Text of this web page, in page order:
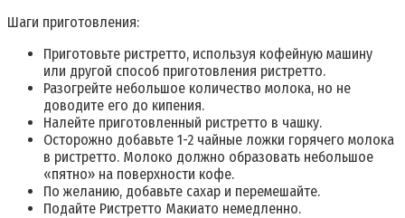
Шаги приготовления:
Приготовьте ристретто, используя кофейную машину
или другой способ приготовления ристретто.
Разогрейте небольшое количество молока, но не
доводите его до кипения.
Налейте приготовленный ристретто в чашку.
Осторожно добавьте 1-2 чайные ложки горячего молока
в ристретто. Молоко должно образовать небольшое
«пятно» на поверхности кофе.
По желанию, добавьте сахар и перемешайте.
Подайте Ристретто Макиато немедленно.